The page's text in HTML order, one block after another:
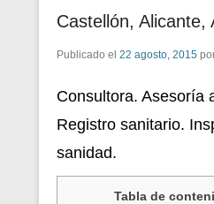
Castellón, Alicante,
Publicado el 22 agosto, 2015
Consultora. Asesoría
Registro sanitario.
sanidad.
Tabla de